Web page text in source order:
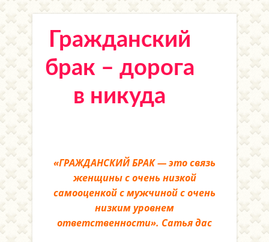
Гражданский
брак – дорога
в никуда
«ГРАЖДАНСКИЙ БРАК — это связь
женщины с очень низкой
самооценкой с мужчиной с очень
низким уровнем
ответственности». Сатья дас